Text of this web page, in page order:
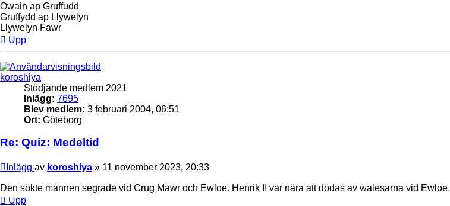
Owain ap Gruffudd
Gruffydd ap Llywelyn
Llywelyn Fawr
Upp
koroshiya
Stödjande medlem 2021
Inlägg: 7695
Blev medlem: 3 februari 2004, 06:51
Ort: Göteborg
Re: Quiz: Medeltid
Inlägg av koroshiya » 11 november 2023, 20:33
Den sökte mannen segrade vid Crug Mawr och Ewloe. Henrik II var nära att dödas av walesarna vid Ewloe.
Upp